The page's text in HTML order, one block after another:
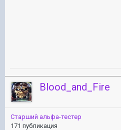
Blood_and_Fire
Старший альфа-тестер
171 публикация